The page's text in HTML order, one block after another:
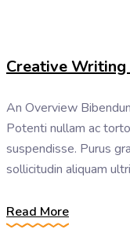
Creative Writing
An Overview
Potenti nullam ac
suspendisse. Purus
sollicitudin aliquam
Read More